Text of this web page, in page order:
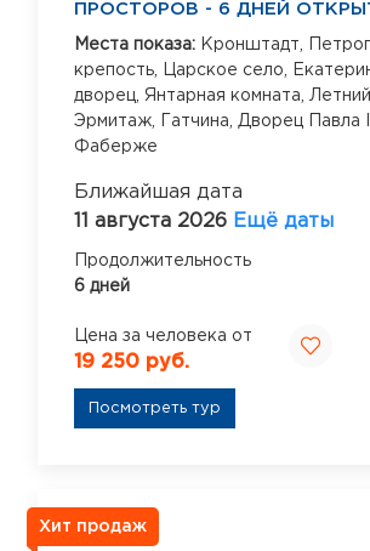
ПРОСТОРОВ - 6 ДНЕЙ
Места показа: Кронштадт,
крепость,
Царское село,
дворец, Янтарная комната, Летний
Эрмитаж,
Гатчина, Дворец Павла I,
Фаберже
Ближайшая дата
11 августа 2026 Ещё даты
Продолжительность
6 дней
Цена за человека от
19 250 руб.
Посмотреть тур
Хит продаж